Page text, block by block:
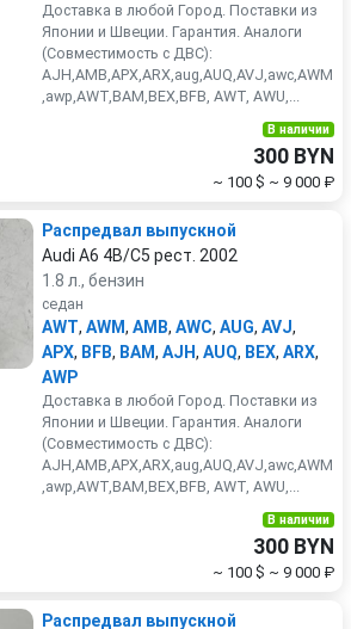
Доставка в любой Город. Поставки из
Японии и Швеции. Гарантия. Аналоги
(Совместимость с ДВС):
AJH,AMB,APX,ARX,aug,AUQ,AVJ,awc,AWM
,awp,AWT,BAM,BEX,BFB, AWT, AWU,...
В наличии
300 BYN
~ 100 $ ~ 9 000 ₽
Распредвал выпускной
Audi A6 4B/C5 рест. 2002
1.8 л., бензин
седан
AWT, AWM, AMB, AWC, AUG, AVJ,
APX, BFB, BAM, AJH, AUQ, BEX, ARX,
AWP
Доставка в любой Город. Поставки из
Японии и Швеции. Гарантия. Аналоги
(Совместимость с ДВС):
AJH,AMB,APX,ARX,aug,AUQ,AVJ,awc,AWM
,awp,AWT,BAM,BEX,BFB, AWT, AWU,...
В наличии
300 BYN
~ 100 $ ~ 9 000 ₽
Распредвал выпускной